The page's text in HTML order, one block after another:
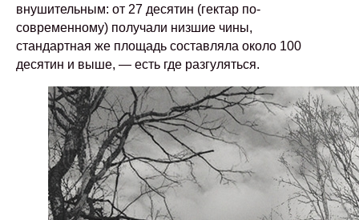
внушительным: от 27 десятин (гектар по-
современному) получали низшие чины,
стандартная же площадь составляла около 100
десятин и выше, — есть где разгуляться.